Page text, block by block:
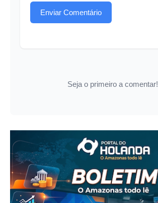
Enviar Comentário
Seja o primeiro a comentar!